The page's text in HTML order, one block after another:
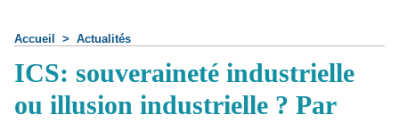
Accueil > Actualités
ICS: souveraineté industrielle
ou illusion industrielle ? Par